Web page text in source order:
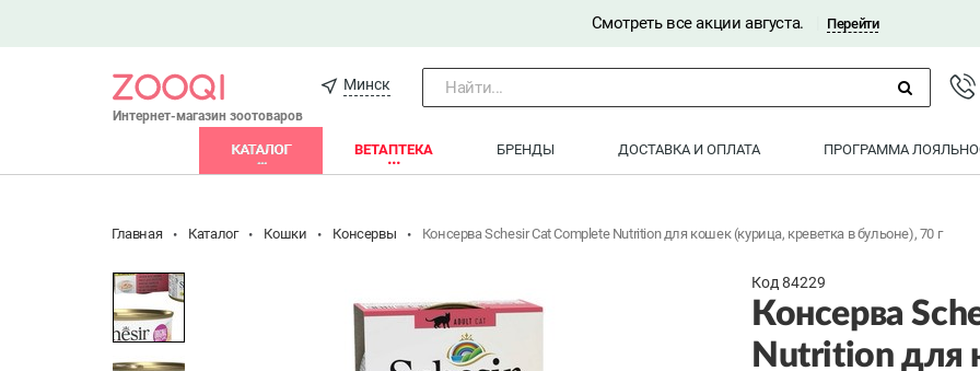
Смотреть все акции августа. Перейти
Интернет-магазин зоотоваров
Минск Найти...
КАТАЛОГ ВЕТАПТЕКА БРЕНДЫ ДОСТАВКА И ОПЛАТА ПРОГРАММА
Главная Каталог Кошки Консервы Консерва Schesir Cat Complete Nutrition для кошек (курица, креветка в бульоне), 70 г
Код 84229
Консерва
Nutrition для